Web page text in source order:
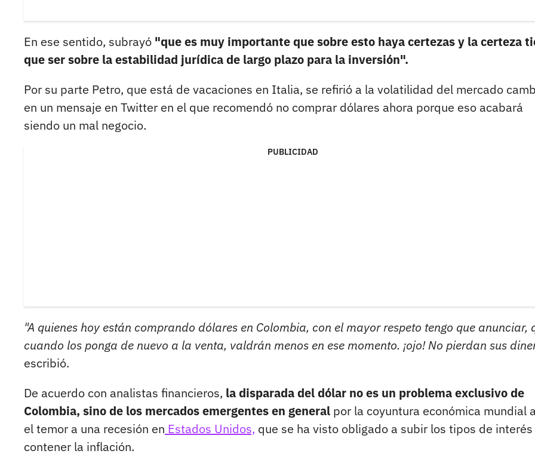
En ese sentido, subrayó "que es muy importante que sobre esto haya certezas y la certeza
que ser sobre la estabilidad jurídica de largo plazo para la inversión".
Por su parte Petro, que está de vacaciones en Italia, se refirió a la volatilidad del mercado
en un mensaje en Twitter en el que recomendó no comprar dólares ahora porque eso acabará
siendo un mal negocio.
PUBLICIDAD
"A quienes hoy están comprando dólares en Colombia, con el mayor respeto tengo que anunciar,
cuando los ponga de nuevo a la venta, valdrán menos en ese momento. ¡ojo! No pierdan sus
escribió.
De acuerdo con analistas financieros, la disparada del dólar no es un problema exclusivo de
Colombia, sino de los mercados emergentes en general por la coyuntura económica mundial
el temor a una recesión en Estados Unidos, que se ha visto obligado a subir los tipos de
contener la inflación.